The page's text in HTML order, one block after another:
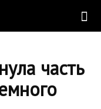
часть